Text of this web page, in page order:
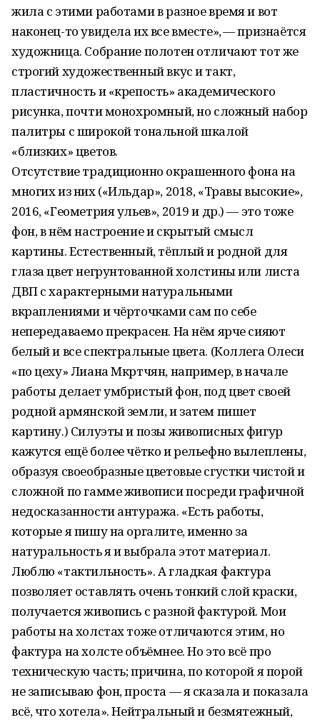
жила с этими работами в разное время и вот
наконец-то увидела их все вместе», — признаётся
художница. Собрание полотен отличают тот же
строгий художественный вкус и такт,
пластичность и «крепость» академического
рисунка, почти монохромный, но сложный набор
палитры с широкой тональной шкалой
«близких» цветов.
Отсутствие традиционно окрашенного фона на
многих из них («Ильдар», 2018, «Травы высокие»,
2016, «Геометрия ульев», 2019 и др.) — это тоже
фон, в нём настроение и скрытый смысл
картины. Естественный, тёплый и родной для
глаза цвет негрунтованной холстины или листа
ДВП с характерными натуральными
вкраплениями и чёрточками сам по себе
непередаваемо прекрасен. На нём ярче сияют
белый и все спектральные цвета. (Коллега Олеси
«по цеху» Лиана Мкртчян, например, в начале
работы делает умбристый фон, под цвет своей
родной армянской земли, и затем пишет
картину.) Силуэты и позы живописных фигур
кажутся ещё более чётко и рельефно вылеплены,
образуя своеобразные цветовые сгустки чистой и
сложной по гамме живописи посреди графичной
недосказанности антуража. «Есть работы,
которые я пишу на оргалите, именно за
натуральность я и выбрала этот материал.
Люблю «тактильность». А гладкая фактура
позволяет оставлять очень тонкий слой краски,
получается живопись с разной фактурой. Мои
работы на холстах тоже отличаются этим, но
фактура на холсте объёмнее. Но это всё про
техническую часть; причина, по которой я порой
не записываю фон, проста — я сказала и показала
всё, что хотела». Нейтральный и безмятежный,